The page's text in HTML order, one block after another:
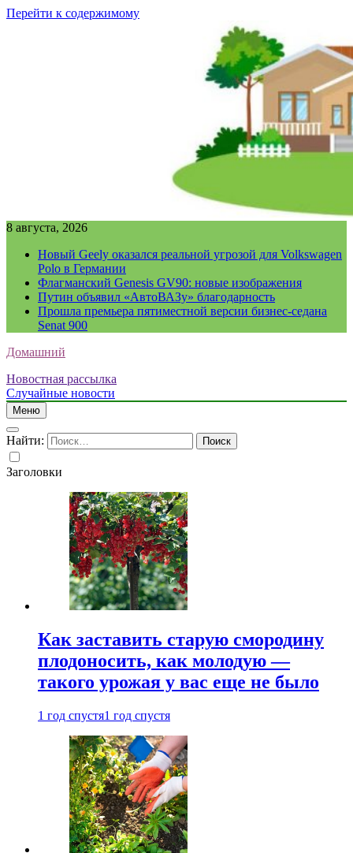
Перейти к содержимому
8 августа, 2026
Новый Geely оказался реальной угрозой для Volkswagen
Polo в Германии
Флагманский Genesis GV90: новые изображения
Путин объявил «АвтоВАЗу» благодарность
Прошла премьера пятиместной версии бизнес-седана
Senat 900
Домашний
Новостная рассылка
Случайные новости
Меню
Найти:
Заголовки
Как заставить старую смородину
плодоносить, как молодую —
такого урожая у вас еще не было
1 год спустя1 год спустя